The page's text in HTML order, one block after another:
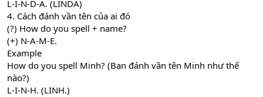
L-I-N-D-A. (LINDA)
4. Cách đánh vần tên của ai đó
(?) How do you spell + name?
(+) N-A-M-E.
Example
How do you spell Minh? (Bạn đánh vần tên Minh như thế
nào?)
L-I-N-H. (LINH.)